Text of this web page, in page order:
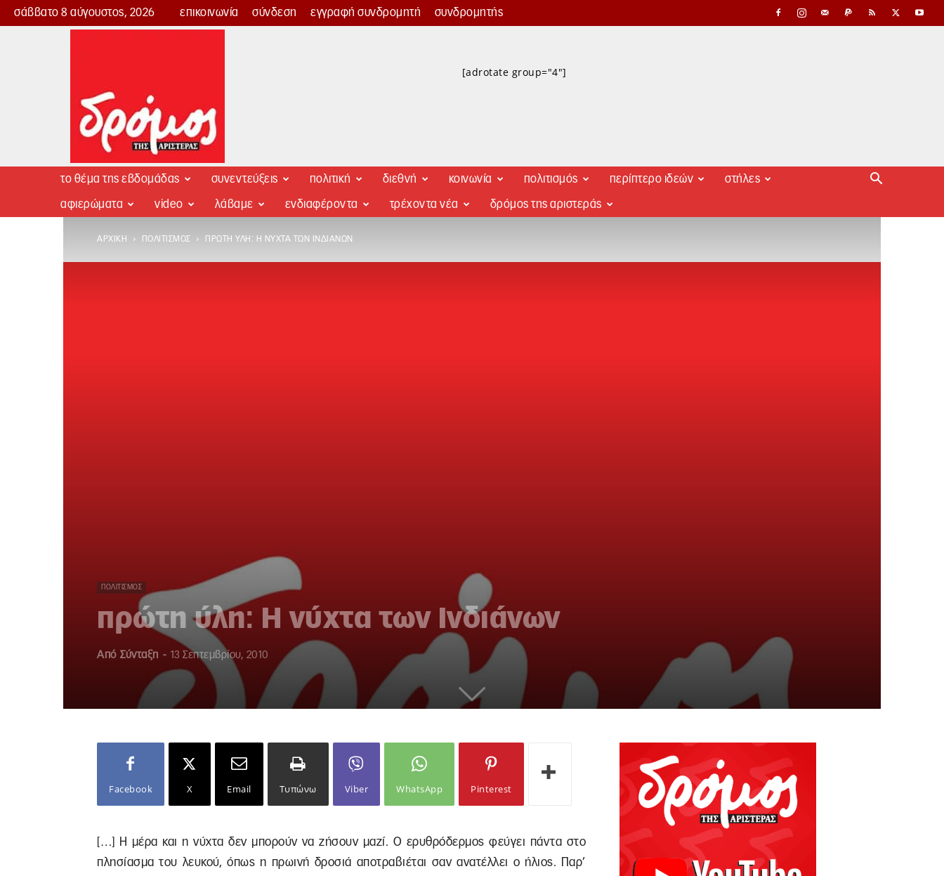
σάββατο 8 αύγουστος, 2026 επικοινωνία σύνδεση εγγραφή συνδρομητή συνδρομητής
Δρόμος
[adrotate group="4"]
το θέμα της εβδομάδας συνεντεύξεις πολιτική διεθνή κοινωνία πολιτισμός περίπτερο ιδεών στήλες
αφιερώματα video λάβαμε ενδιαφέροντα τρέχοντα νέα δρόμος της αριστεράς
ΑΡΧΙΚΉ ΠΟΛΙΤΙΣΜΌΣ ΠΡΏΤΗ ΎΛΗ: Η ΝΎΧΤΑ ΤΩΝ ΙΝΔΙΆΝΩΝ
ΠΟΛΙΤΙΣΜΌΣ
πρώτη ύλη: Η νύχτα των Ινδιάνων
Από Σύνταξη - 13 Σεπτεμβρίου, 2010
Facebook X Email Τυπώνω Viber WhatsApp Pinterest
[…] Η μέρα και η νύχτα δεν μπορούν να ζήσουν μαζί. Ο ερυθρόδερμος φεύγει πάντα στο
πλησίασμα του λευκού, όπως η πρωινή δροσιά αποτραβιέται σαν ανατέλλει ο ήλιος. Παρ’